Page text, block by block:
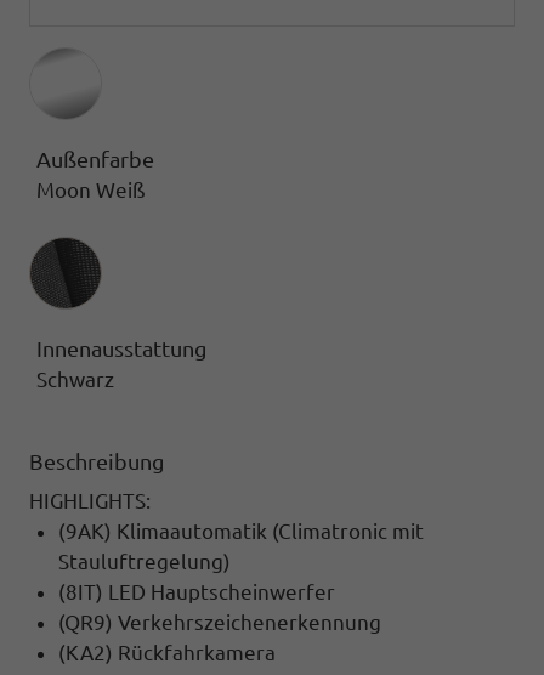
Außenfarbe
Moon Weiß
Innenausstattung
Innenausstattung
Schwarz
Beschreibung
HIGHLIGHTS:
(9AK) Klimaautomatik (Climatronic mit
Stauluftregelung)
(8IT) LED Hauptscheinwerfer
(QR9) Verkehrszeichenerkennung
(KA2) Rückfahrkamera